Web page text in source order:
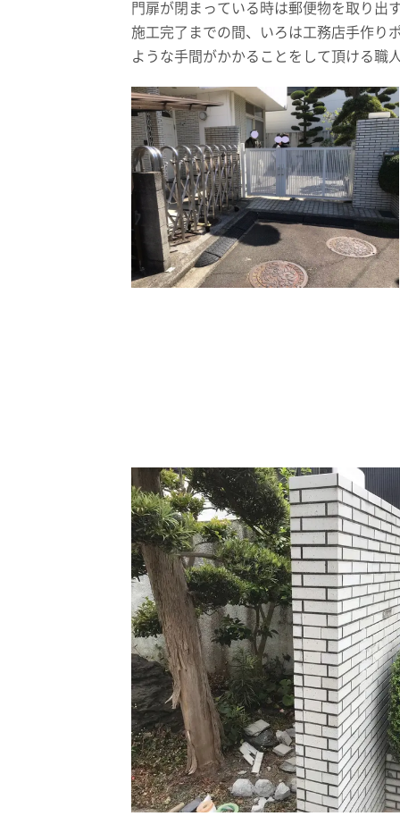
門扉が閉まっている時は郵便物を取り出
施工完了までの間、いろは工務店手作り
ような手間がかかることをして頂ける職